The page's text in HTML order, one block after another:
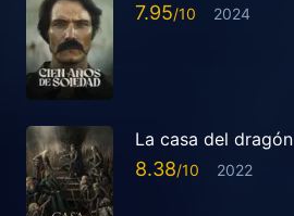
7.95 2024
La casa del dragón
8.38 2022